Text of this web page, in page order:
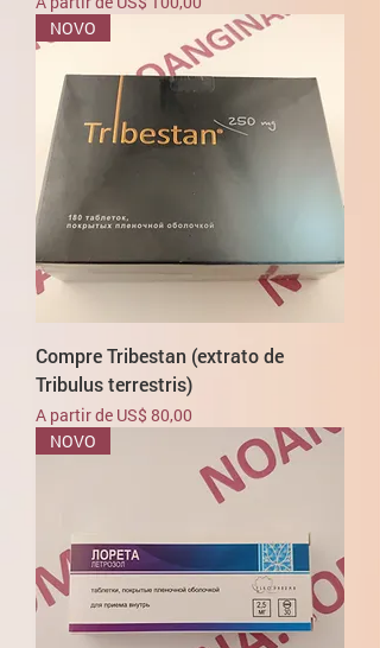
NOVO
Compre Tribestan (extrato de
Tribulus terrestris)
A partir de US$ 80,00
Preço promocional
NOVO